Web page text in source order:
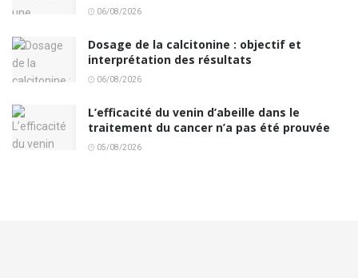
06/08/2026
Dosage de la calcitonine : objectif et
interprétation des résultats
06/08/2026
L’efficacité du venin d’abeille dans le
traitement du cancer n’a pas été prouvée
05/08/2026